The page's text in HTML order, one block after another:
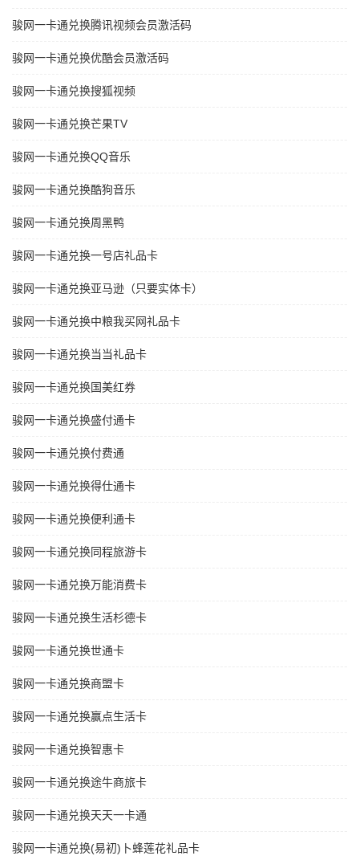
骏网一卡通兑换腾讯视频会员激活码
骏网一卡通兑换优酷会员激活码
骏网一卡通兑换搜狐视频
骏网一卡通兑换芒果TV
骏网一卡通兑换QQ音乐
骏网一卡通兑换酷狗音乐
骏网一卡通兑换周黑鸭
骏网一卡通兑换一号店礼品卡
骏网一卡通兑换亚马逊（只要实体卡）
骏网一卡通兑换中粮我买网礼品卡
骏网一卡通兑换当当礼品卡
骏网一卡通兑换国美红券
骏网一卡通兑换盛付通卡
骏网一卡通兑换付费通
骏网一卡通兑换得仕通卡
骏网一卡通兑换便利通卡
骏网一卡通兑换同程旅游卡
骏网一卡通兑换万能消费卡
骏网一卡通兑换生活杉德卡
骏网一卡通兑换世通卡
骏网一卡通兑换商盟卡
骏网一卡通兑换赢点生活卡
骏网一卡通兑换智惠卡
骏网一卡通兑换途牛商旅卡
骏网一卡通兑换天天一卡通
骏网一卡通兑换(易初)卜蜂莲花礼品卡